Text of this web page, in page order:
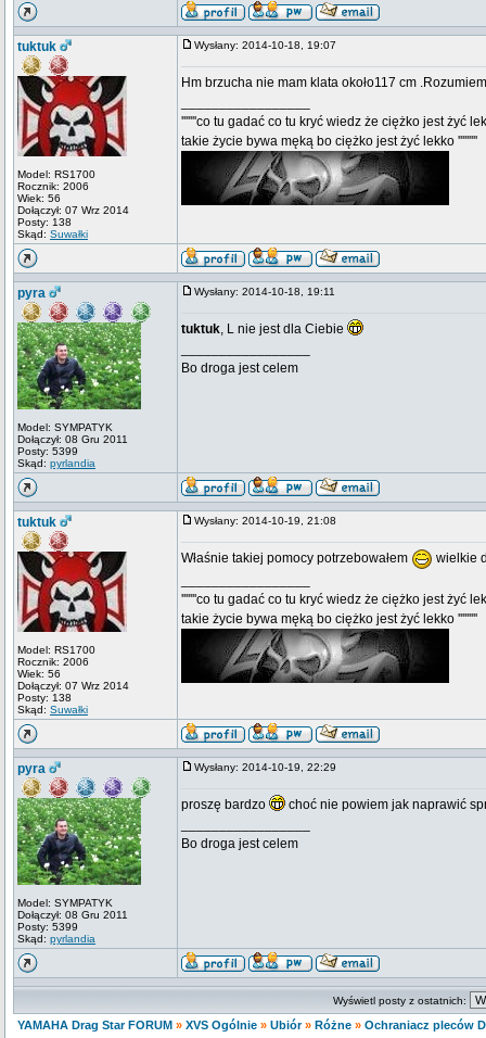
tuktuk
Model: RS1700
Rocznik: 2006
Wiek: 56
Dołączył: 07 Wrz 2014
Posty: 138
Skąd: Suwałki
Wysłany: 2014-10-18, 19:07
Hm brzucha nie mam klata około117 cm
'''''''co tu gadać co tu kryć wiedz że ciężko jest żyć
takie życie bywa męką bo ciężko jest żyć lekko '''''''''
pyra
Model: SYMPATYK
Dołączył: 08 Gru 2011
Posty: 5399
Skąd: pyrlandia
Wysłany: 2014-10-18, 19:11
tuktuk, L nie jest dla Ciebie
Bo droga jest celem
tuktuk
Model: RS1700
Rocznik: 2006
Wiek: 56
Dołączył: 07 Wrz 2014
Posty: 138
Skąd: Suwałki
Wysłany: 2014-10-19, 21:08
Właśnie takiej pomocy potrzebowałem
wielkie
'''''''co tu gadać co tu kryć wiedz że ciężko jest żyć
takie życie bywa męką bo ciężko jest żyć lekko '''''''''
pyra
Model: SYMPATYK
Dołączył: 08 Gru 2011
Posty: 5399
Skąd: pyrlandia
Wysłany: 2014-10-19, 22:29
proszę bardzo
choć nie powiem jak naprawić
Bo droga jest celem
Wyświetl posty z ostatnich:
YAMAHA Drag Star FORUM » XVS Ogólnie » Ubiór» Różne » Ochraniacz pleców